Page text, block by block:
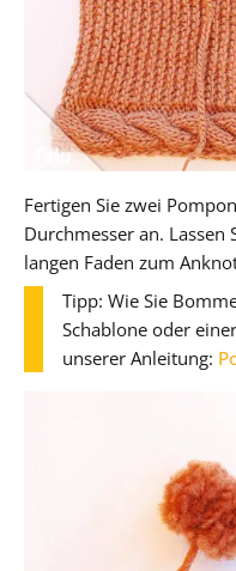
Fertigen Sie zwei
Durchmesser an. Lassen
langen Faden zum
Tipp: Wie Sie
Schablone oder
unserer Anleitung: